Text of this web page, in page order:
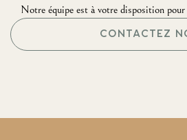
Notre équipe est à votre disposition pour
CONTACTEZ